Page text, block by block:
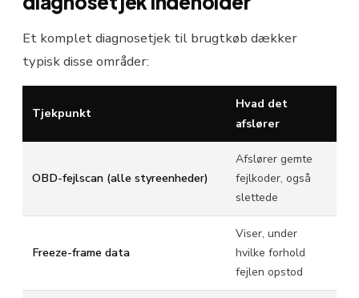
Et komplet diagnosetjek til brugtkøb dækker
typisk disse områder:
Tjekpunkt
Hvad det
afslører
OBD-fejlscan (alle styreenheder)
Afslører gemte
fejlkoder, også
slettede
Freeze-frame data
Viser, under
hvilke forhold
fejlen opstod